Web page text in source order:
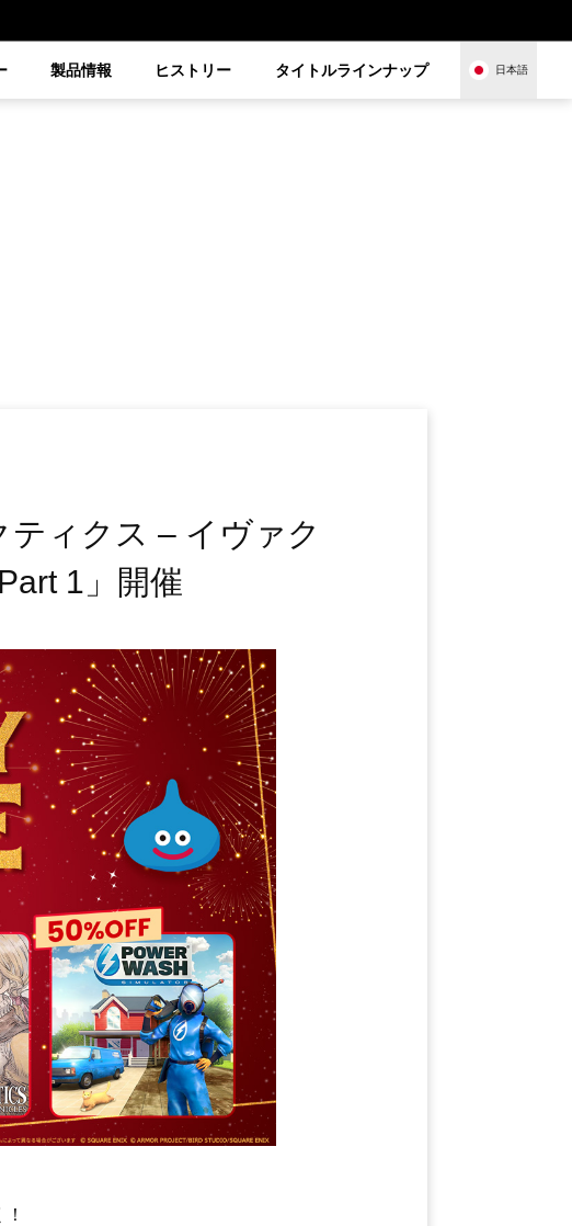
製品情報 ヒストリー タイトルラインナップ 日本語
ィクス – イヴァク
1」開催